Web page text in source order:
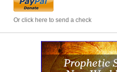
Or click here to send a check